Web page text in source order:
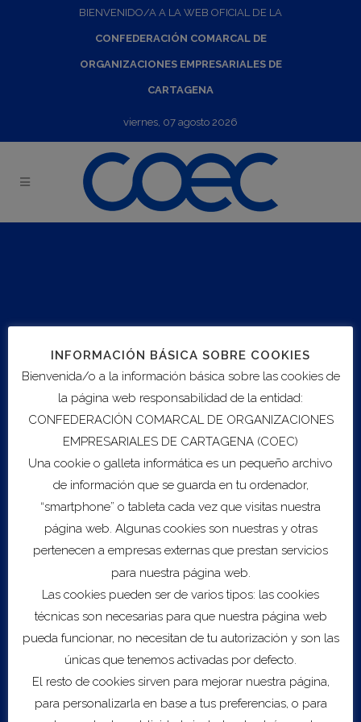
BIENVENIDO/A A LA WEB OFICIAL DE LA
CONFEDERACIÓN COMARCAL DE
ORGANIZACIONES EMPRESARIALES DE
CARTAGENA
viernes, 07 agosto 2026
Export to .ICS file
Import to Google Calendar
Servicios
Sobre COEC
Asesoramiento Empresarial
Escalado
Red de inversores
Fondos Next Generation EU
INFORMACIÓN BÁSICA SOBRE COOKIES
Bienvenida/o a la información básica sobre las cookies de
la página web responsabilidad de la entidad:
CONFEDERACIÓN COMARCAL DE ORGANIZACIONES
EMPRESARIALES DE CARTAGENA (COEC)
Una cookie o galleta informática es un pequeño archivo
de información que se guarda en tu ordenador,
“smartphone” o tableta cada vez que visitas nuestra
página web. Algunas cookies son nuestras y otras
pertenecen a empresas externas que prestan servicios
para nuestra página web.
Las cookies pueden ser de varios tipos: las cookies
técnicas son necesarias para que nuestra página web
pueda funcionar, no necesitan de tu autorización y son las
únicas que tenemos activadas por defecto.
El resto de cookies sirven para mejorar nuestra página,
para personalizarla en base a tus preferencias, o para